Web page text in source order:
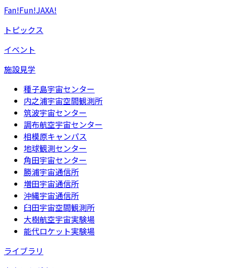
Fan!Fun!JAXA!
トピックス
イベント
施設見学
種子島宇宙センター
内之浦宇宙空間観測所
筑波宇宙センター
調布航空宇宙センター
相模原キャンパス
地球観測センター
角田宇宙センター
勝浦宇宙通信所
増田宇宙通信所
沖縄宇宙通信所
臼田宇宙空間観測所
大樹航空宇宙実験場
能代ロケット実験場
ライブラリ